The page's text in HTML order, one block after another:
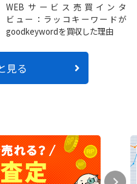
WEBサービス売買インタ
ビュー：ラッコキーワードが
goodkeywordを買収した理由
見る